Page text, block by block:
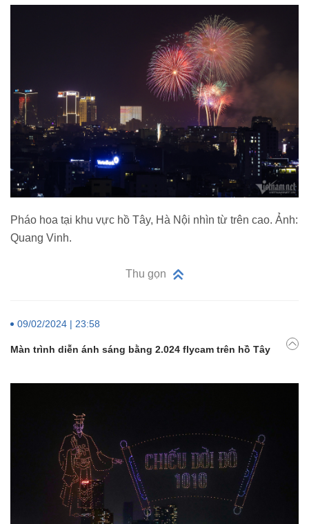
Pháo hoa tại khu vực hồ Tây, Hà Nội nhìn từ trên cao. Ảnh:
Quang Vinh.
Thu gọn
09/02/2024 | 23:58
Màn trình diễn ánh sáng bằng 2.024 flycam trên hồ Tây